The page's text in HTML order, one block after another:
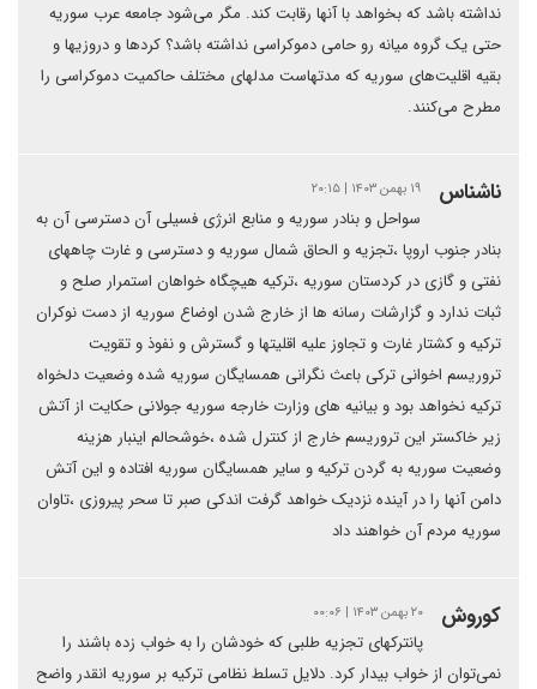
نداشته باشد که بخواهد با آنها رقابت کند. مگر می‌شود جامعه عرب سوریه
حتی یک گروه میانه رو حامی دموکراسی نداشته باشد؟ کردها و دروزیها و
بقیه اقلیت‌های سوریه که مدتهاست مدلهای مختلف حاکمیت دموکراسی را
مطرح می‌کنند.
ناشناس ۱۹ بهمن ۱۴۰۳ | ۲۰:۱۵
سواحل و بنادر سوریه و منابع انرژی فسیلی آن دسترسی آن به
بنادر جنوب اروپا ،تجزیه و الحاق شمال سوریه و دسترسی و غارت چاههای
نفتی و گازی در کردستان سوریه ،ترکیه هیچگاه خواهان استمرار صلح و
ثبات ندارد و گزارشات رسانه ها از خارج شدن اوضاع سوریه از دست نوکران
ترکیه و کشتار غارت و تجاوز علیه اقلیتها و گسترش و نفوذ و تقویت
تروریسم اخوانی ترکی باعث نگرانی همسایگان سوریه شده وضعیت دلخواه
ترکیه نخواهد بود و بیانیه های وزارت خارجه سوریه جولانی حکایت از آتش
زیر خاکستر این تروریسم خارج از کنترل شده ،خوشحالم اینبار هزینه
وضعیت سوریه به گردن ترکیه و سایر همسایگان سوریه افتاده و این آتش
دامن آنها را در آینده نزدیک خواهد گرفت اندکی صبر تا سحر پیروزی ،تاوان
سوریه مردم آن خواهند داد
کوروش ۲۰ بهمن ۱۴۰۳ | ۰۰:۰۶
پانترکهای تجزیه طلبی که خودشان را به خواب زده باشند را
نمی‌توان از خواب بیدار کرد. دلایل تسلط نظامی ترکیه بر سوریه انقدر واضح